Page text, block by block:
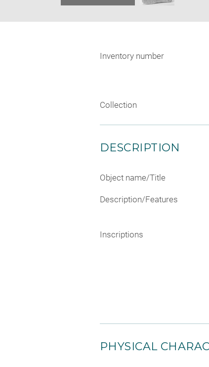
Inventory number
Collection
DESCRIPTION
Object name/Title
Description/Features
Inscriptions
PHYSICAL